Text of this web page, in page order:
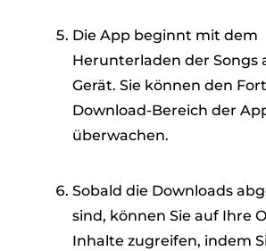
Die App beginnt mit dem
Herunterladen der Songs
Gerät. Sie können den
Download-Bereich der
überwachen.
Sobald die Downloads
sind, können Sie auf Ihre
Inhalte zugreifen, indem